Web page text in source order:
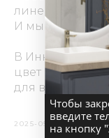
линейки
И мы в
В Инком мы
цвет в
для вашей
2025-05-26 15:53
Чтобы
введите
на кнопку